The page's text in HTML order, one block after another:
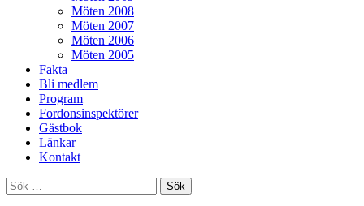
Möten 2008
Möten 2007
Möten 2006
Möten 2005
Fakta
Bli medlem
Program
Fordonsinspektörer
Gästbok
Länkar
Kontakt
Sök
efter: